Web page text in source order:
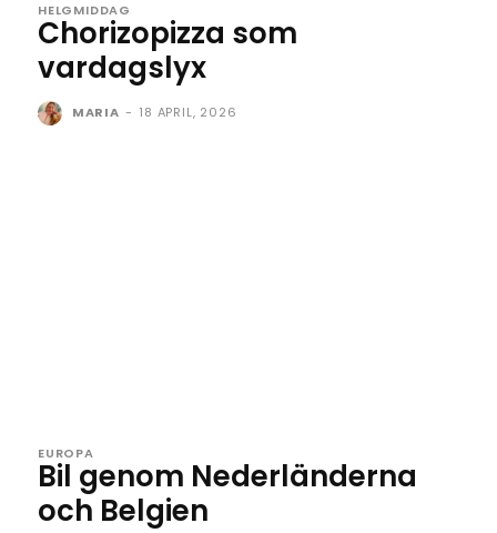
HELGMIDDAG
Chorizopizza som
vardagslyx
MARIA - 18 APRIL, 2026
EUROPA
Bil genom Nederländerna
och Belgien